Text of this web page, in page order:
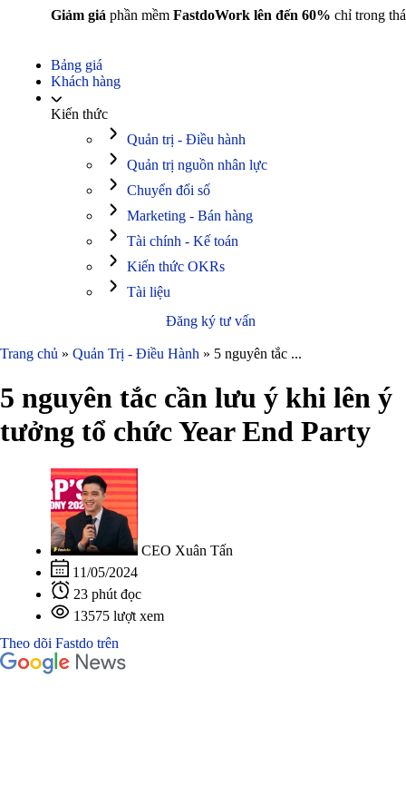
Giảm giá phần mềm FastdoWork lên đến 60% chỉ trong
Bảng giá
Khách hàng
Kiến thức
Quản trị - Điều hành
Quản trị nguồn nhân lực
Chuyển đổi số
Marketing - Bán hàng
Tài chính - Kế toán
Kiến thức OKRs
Tài liệu
Đăng ký tư vấn
Trang chủ » Quản Trị - Điều Hành » 5 nguyên tắc ...
5 nguyên tắc cần lưu ý khi lên ý
tưởng tổ chức Year End Party
CEO Xuân Tấn
11/05/2024
23 phút đọc
13575 lượt xem
Theo dõi Fastdo trên